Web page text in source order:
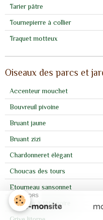
Tarier pâtre
Tournepierre à collier
Traquet motteux
Oiseaux des parcs et
Accenteur mouchet
Bouvreuil pivoine
Bruant jaune
Bruant zizi
Chardonneret élégant
Choucas des tours
Etourneau sansonnet
Fauvette à tête noire
SPONSORS